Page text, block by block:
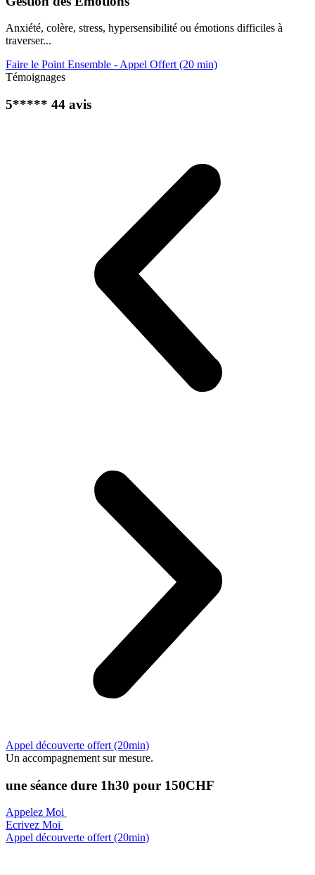
Anxiété, colère, stress, hypersensibilité ou émotions difficiles à
traverser...
Faire le Point Ensemble - Appel Offert (20 min)
Témoignages
5***** 44 avis
Appel découverte offert (20min)
Un accompagnement sur mesure.
une séance dure 1h30 pour 150CHF
Appelez Moi
Ecrivez Moi
Appel découverte offert (20min)